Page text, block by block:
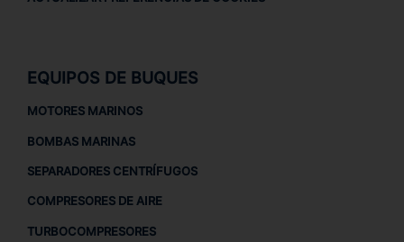
EQUIPOS DE BUQUES
MOTORES MARINOS
BOMBAS MARINAS
SEPARADORES CENTRÍFUGOS
COMPRESORES DE AIRE
TURBOCOMPRESORES